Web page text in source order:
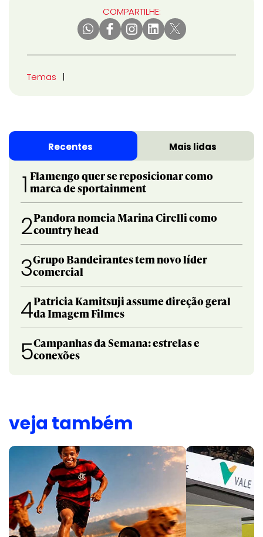
COMPARTILHE:
Temas
Recentes Mais lidas
1 Flamengo quer se reposicionar como
marca de sportainment
2Pandora nomeia Marina Cirelli como
country head
3Grupo Bandeirantes tem novo líder
comercial
4Patricia Kamitsuji assume direção geral
da Imagem Filmes
5Campanhas da Semana: estrelas e
conexões
veja também